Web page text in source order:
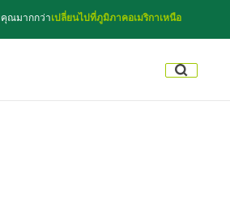
คุณมากกว่าเปลี่ยนไปที่ภูมิภาคอเมริกาเหนือ